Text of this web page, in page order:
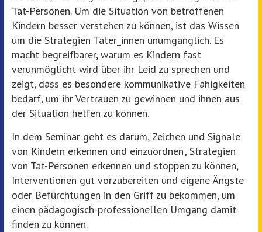
Tat-Personen. Um die Situation von betroffenen
Kindern besser verstehen zu können, ist das Wissen
um die Strategien Täter_innen unumgänglich. Es
macht begreifbarer, warum es Kindern fast
verunmöglicht wird über ihr Leid zu sprechen und
zeigt, dass es besondere kommunikative Fähigkeiten
bedarf, um ihr Vertrauen zu gewinnen und ihnen aus
der Situation helfen zu können.
In dem Seminar geht es darum, Zeichen und Signale
von Kindern erkennen und einzuordnen , Strategien
von Tat-Personen erkennen und stoppen zu können,
Interventionen gut vorzubereiten und eigene Ängste
oder Befürchtungen in den Griff zu bekommen, um
einen pädagogisch-professionellen Umgang damit
finden zu können.